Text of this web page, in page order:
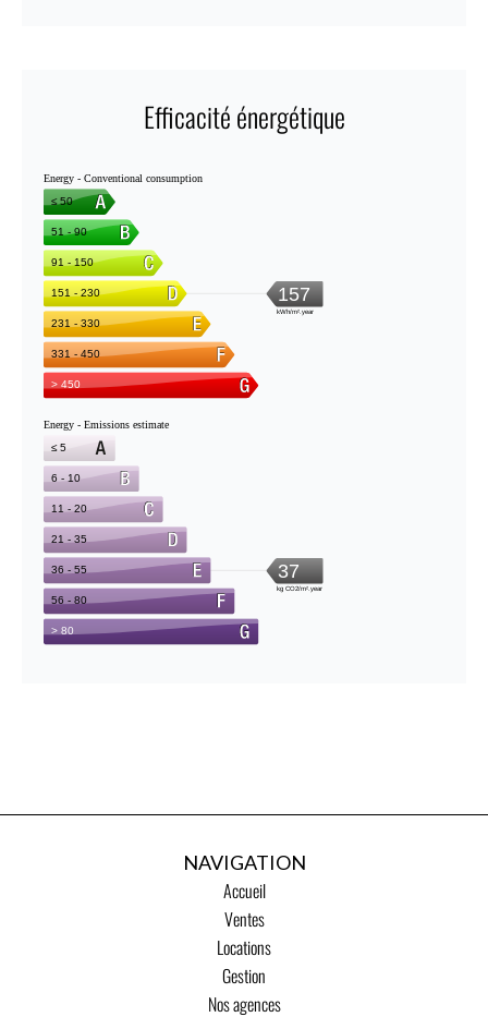
Efficacité énergétique
NAVIGATION
Accueil
Ventes
Locations
Gestion
Nos agences